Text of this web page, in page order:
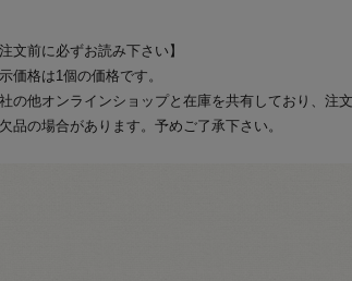
注文前に必ずお読み下さい】
価格は1個の価格です。
社の他オンラインショップと在庫を共有しており、注
品の場合があります。予めご了承下さい。